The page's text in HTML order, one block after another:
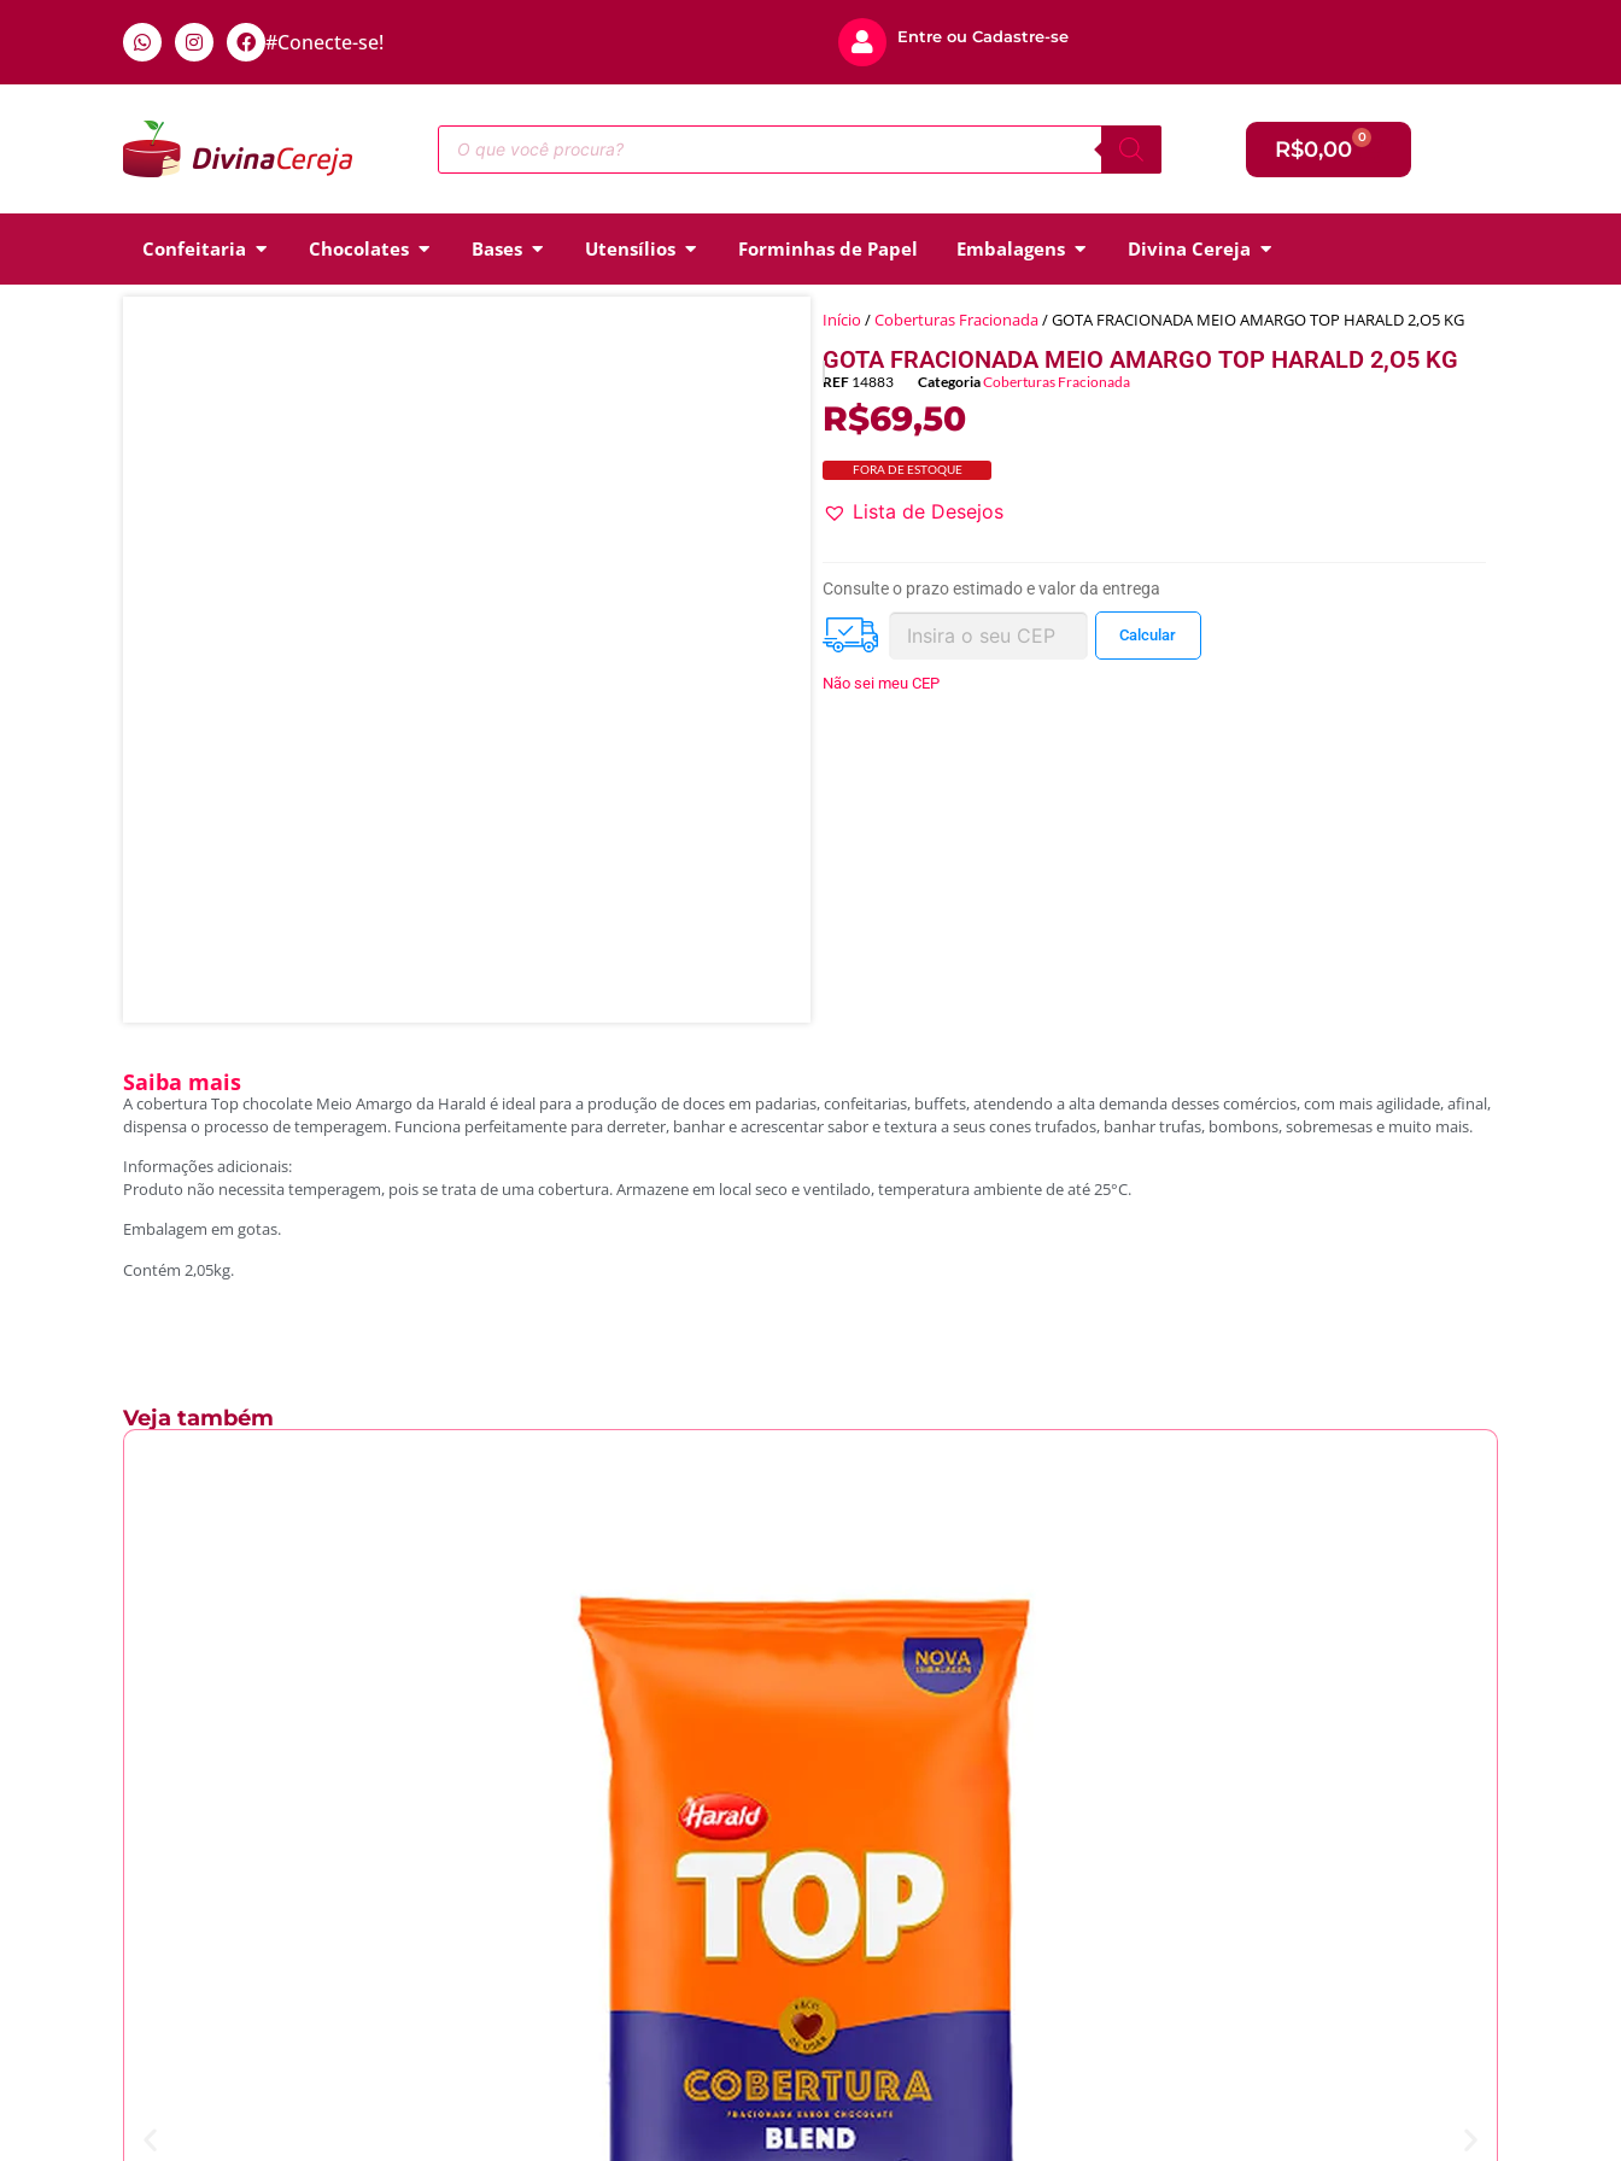
#Conecte-se! Entre ou Cadastre-se
R$0,00 0
Confeitaria Chocolates Bases Utensílios Forminhas de Papel Embalagens Divina Cereja
Início /Coberturas Fracionada/ GOTA FRACIONADA MEIO AMARGO TOP HARALD 2,O5 KG
GOTA FRACIONADA MEIO AMARGO TOP HARALD 2,O5 KG
REF 14883 CategoriaCoberturas Fracionada
R$69,50
FORA DE ESTOQUE
Lista de Desejos
Consulte o prazo estimado e valor da entrega
Não sei meu CEP
Saiba mais
A cobertura Top chocolate Meio Amargo da Harald é ideal para a produção de doces em padarias, confeitarias, buffets, atendendo a alta demanda desses comércios, com mais agilidade, afinal,
dispensa o processo de temperagem. Funciona perfeitamente para derreter, banhar e acrescentar sabor e textura a seus cones trufados, banhar trufas, bombons, sobremesas e muito mais.
Informações adicionais:
Produto não necessita temperagem, pois se trata de uma cobertura. Armazene em local seco e ventilado, temperatura ambiente de até 25°C.
Embalagem em gotas.
Contém 2,05kg.
Veja também